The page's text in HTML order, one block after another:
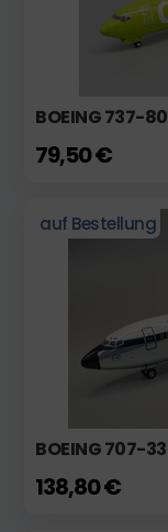
BOEING 737-
79,50 €
auf Bestellung
BOEING 707-
138,80 €